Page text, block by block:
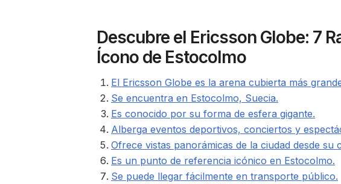
Descubre el Ericsson Globe: 7
Ícono de Estocolmo
El Ericsson Globe es la arena cubierta más
Se encuentra en Estocolmo, Suecia.
Es conocido por su forma de esfera gigante.
Alberga eventos deportivos, conciertos y
Ofrece vistas panorámicas de la ciudad desde su
Es un punto de referencia icónico en Estocolmo.
Se puede llegar fácilmente en transporte público.